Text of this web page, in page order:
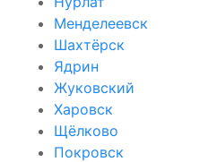
Менделеевск
Шахтёрск
Ядрин
Жуковский
Харовск
Щёлково
Покровск